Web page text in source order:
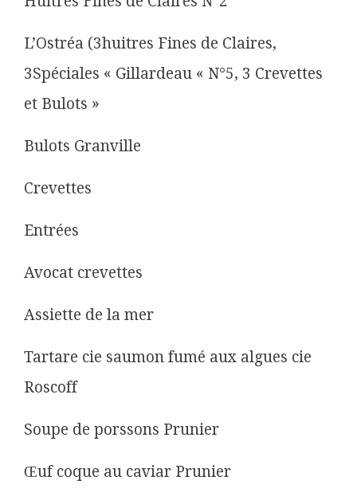
L’Ostréa (3huitres Fines de Claires,
3Spéciales « Gillardeau « N°5, 3 Crevettes
et Bulots »
Bulots Granville
Crevettes
Entrées
Avocat crevettes
Assiette de la mer
Tartare cie saumon fumé aux algues cie
Roscoff
Soupe de porssons Prunier
Œuf coque au caviar Prunier